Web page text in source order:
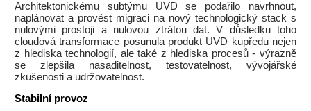
Architektonickému subtýmu UVD se podařilo navrhnout,
naplánovat a provést migraci na nový technologický stack s
nulovými prostoji a nulovou ztrátou dat. V důsledku toho
cloudová transformace posunula produkt UVD kupředu nejen
z hlediska technologií, ale také z hlediska procesů - výrazně
se zlepšila nasaditelnost, testovatelnost, vývojářské
zkušenosti a udržovatelnost.
Stabilní provoz